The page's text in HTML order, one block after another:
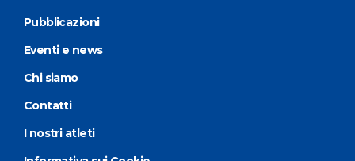
Pubblicazioni
Eventi e news
Chi siamo
Contatti
I nostri atleti